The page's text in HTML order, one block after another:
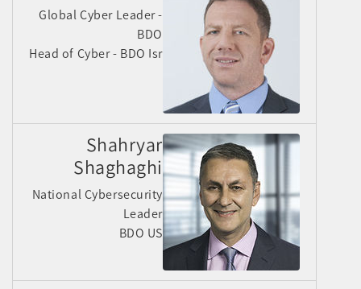
Global Cyber Leader -
BDO
Head of Cyber - BDO Isr
Shahryar
Shaghaghi
National Cybersecurity
Leader
BDO US